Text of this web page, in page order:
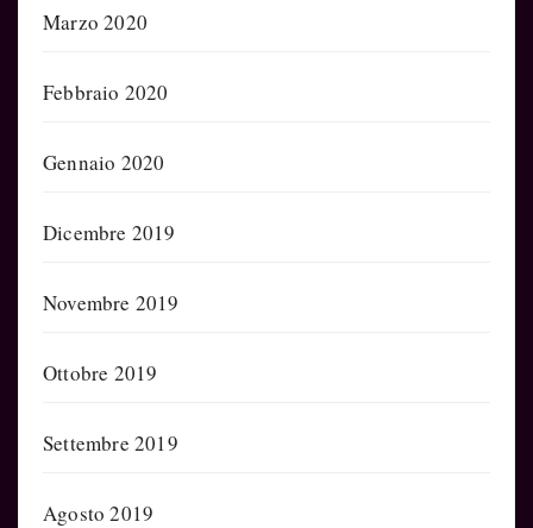
Marzo 2020
Febbraio 2020
Gennaio 2020
Dicembre 2019
Novembre 2019
Ottobre 2019
Settembre 2019
Agosto 2019